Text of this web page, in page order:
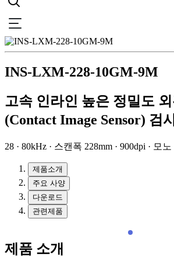
INS-LXM-228-10GM-9M
고속 인라인 높은 정밀도
(Contact Image Sensor) 검
28 · 80kHz · 스캔폭 228mm · 900dpi · 모노
제품소개
주요 사양
다운로드
관련제품
제품 소개